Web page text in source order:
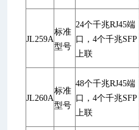
JL259A
标准
型号
24个千兆RJ45端
口，4个千兆SFP
上联
JL260A
标准
型号
48个千兆RJ45端
口，4个千兆SFP
上联